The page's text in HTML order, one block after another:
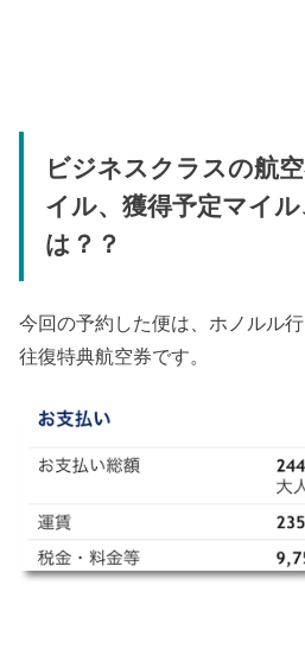
ビジネスクラスの航
イル、獲得予定マイ
は？？
今回の予約した便は、ホノルル
往復特典航空券です。